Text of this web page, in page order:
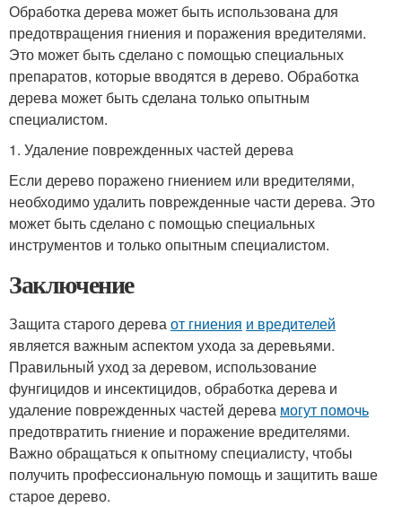
Обработка дерева может быть использована для
предотвращения гниения и поражения вредителями.
Это может быть сделано с помощью специальных
препаратов, которые вводятся в дерево. Обработка
дерева может быть сделана только опытным
специалистом.
1. Удаление поврежденных частей дерева
Если дерево поражено гниением или вредителями,
необходимо удалить поврежденные части дерева. Это
может быть сделано с помощью специальных
инструментов и только опытным специалистом.
Заключение
Защита старого дереваот гниения и вредителей
является важным аспектом ухода за деревьями.
Правильный уход за деревом, использование
фунгицидов и инсектицидов, обработка дерева и
удаление поврежденных частей дерева могут помочь
предотвратить гниение и поражение вредителями.
Важно обращаться к опытному специалисту, чтобы
получить профессиональную помощь и защитить ваше
старое дерево.